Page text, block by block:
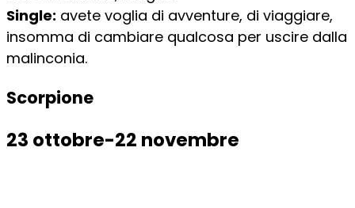
Single: avete voglia di avventure, di viaggiare,
insomma di cambiare qualcosa per uscire dalla
malinconia.
Scorpione
23 ottobre-22 novembre